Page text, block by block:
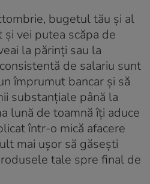
bugetul tău și al
vei putea scăpa de
la părinţi sau la
de salariu sunt
împrumut bancar și să
substanțiale până la
lună de toamnă îţi aduce
într-o mică afacere
mai ușor să găsești
tale spre final de